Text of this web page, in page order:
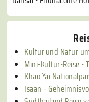
Kultur und Natur
Mini-Kultur-Reise -
Khao Yai
Isaan –